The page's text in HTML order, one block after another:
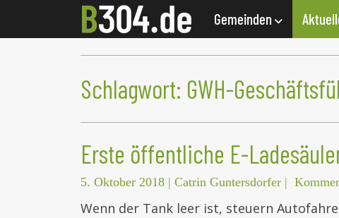
Gemeinden
Schlagwort: GWH-
Erste öffentliche E-
5. Oktober 2018 | Catrin Guntersdorfer |
Wenn der Tank leer ist, steuern